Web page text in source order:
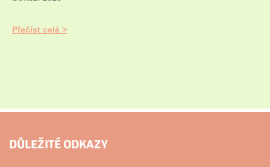
Přečíst celé
DŮLEŽITÉ ODKAZY